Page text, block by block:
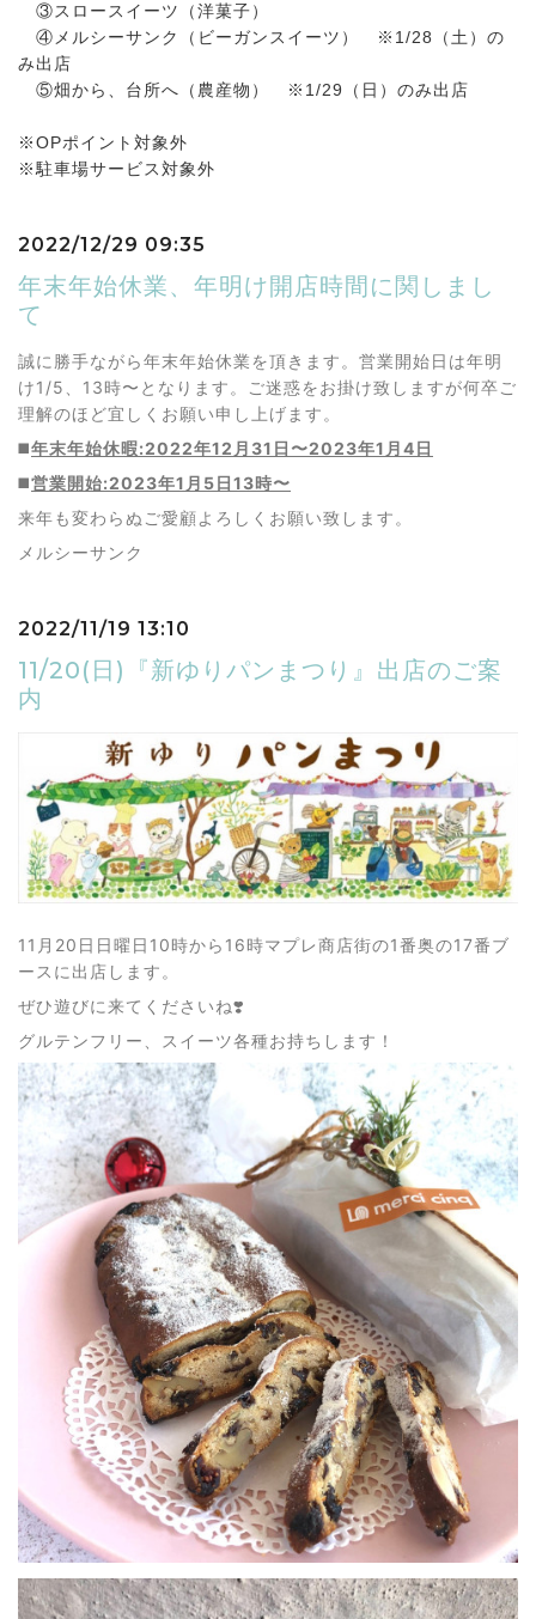
③スロースイーツ（洋菓子）
④メルシーサンク（ビーガンスイーツ） ※1/28（土）の
み出店
⑤畑から、台所へ（農産物） ※1/29（日）のみ出店
※OPポイント対象外
※駐車場サービス対象外
2022/12/29 09:35
年末年始休業、年明け開店時間に関しまし
て
誠に勝手ながら年末年始休業を頂きます。営業開始日は年明
け1/5、13時〜となります。ご迷惑をお掛け致しますが何卒ご
理解のほど宜しくお願い申し上げます。
◼️年末年始休暇:2022年12月31日〜2023年1月4日
◼️営業開始:2023年1月5日13時〜
来年も変わらぬご愛顧よろしくお願い致します。
メルシーサンク
2022/11/19 13:10
11/20(日)『新ゆりパンまつり』出店のご案
内
11月20日日曜日10時から16時マプレ商店街の1番奥の17番ブ
ースに出店します。
ぜひ遊びに来てくださいね❣️
グルテンフリー、スイーツ各種お持ちします！